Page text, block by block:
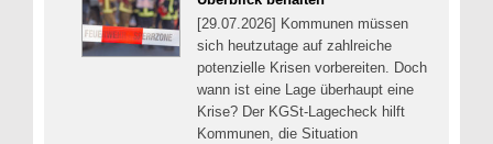
[29.07.2026] Kommunen müssen
sich heutzutage auf zahlreiche
potenzielle Krisen vorbereiten. Doch
wann ist eine Lage überhaupt eine
Krise? Der KGSt-Lagecheck hilft
Kommunen, die Situation